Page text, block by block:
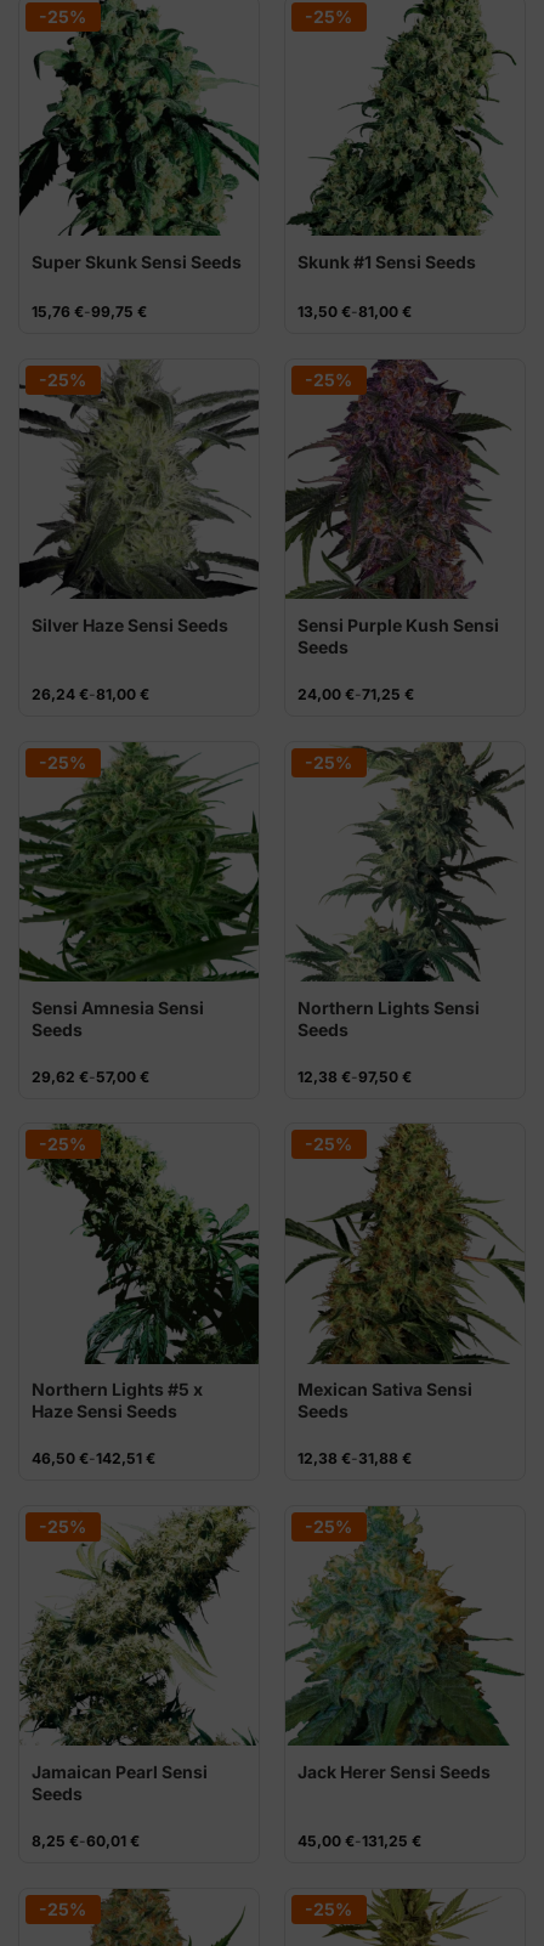
-25%
Super Skunk Sensi Seeds
15,76 €-99,75 €
Rango
15,76 €
hasta
99,75 €
-25%
Skunk #1 Sensi Seeds
13,50 €-81,00 €
Rango
13,50 €
hasta
81,00 €
-25%
Silver Haze Sensi Seeds
26,24 €-81,00 €
Rango
26,24 €
hasta
81,00 €
-25%
Sensi Purple Kush Sensi
Seeds
24,00 €-71,25 €
Rango
24,00 €
hasta
71,25 €
-25%
Sensi Amnesia Sensi
Seeds
29,62 €-57,00 €
Rango
29,62 €
hasta
57,00 €
-25%
Northern Lights Sensi
Seeds
12,38 €-97,50 €
Rango
12,38 €
hasta
97,50 €
-25%
Northern Lights #5 x
Haze Sensi Seeds
46,50 €-142,51 €
Rango
46,50 €
hasta
142,51 €
-25%
Mexican Sativa Sensi
Seeds
12,38 €-31,88 €
Rango
12,38 €
hasta
31,88 €
-25%
Jamaican Pearl Sensi
Seeds
8,25 €-60,01 €
Rango
de
8,25 €
hasta
60,01 €
-25%
Jack Herer Sensi Seeds
45,00 €-131,25 €
Rango
45,00 €
hasta
131,25 €
-25% -25%